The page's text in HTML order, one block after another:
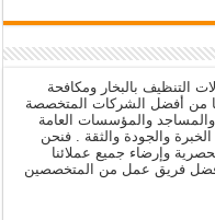
التنظيف بالبخار ومكافحة
من أفضل الشركات المتخصصة
والمؤسسات العامة
والجودة والثقة . فنحن
وإرضاء جميع عملائنا
أفضل فريق عمل من المتخصصين